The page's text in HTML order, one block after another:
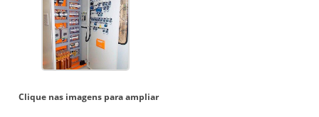
Clique nas imagens para ampliar